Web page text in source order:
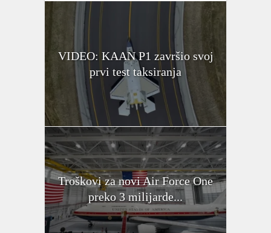
VIDEO: KAAN P1 završio svoj
prvi test taksiranja
Troškovi za novi Air Force One
preko 3 milijarde...